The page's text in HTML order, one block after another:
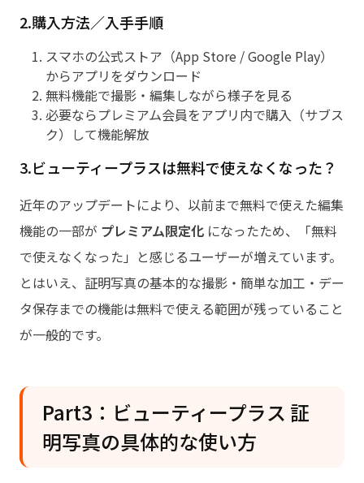
2.購入方法／入手手順
スマホの公式ストア（App Store / Google Play）
からアプリをダウンロード
無料機能で撮影・編集しながら様子を見る
必要ならプレミアム会員をアプリ内で購入（サブス
ク）して機能解放
3.ビューティープラスは無料で使えなくなった？
近年のアップデートにより、以前まで無料で使えた編集
機能の一部が プレミアム限定化 になったため、「無料
で使えなくなった」と感じるユーザーが増えています。
とはいえ、証明写真の基本的な撮影・簡単な加工・デー
タ保存までの機能は無料で使える範囲が残っていること
が一般的です。
Part3：ビューティープラス 証
明写真の具体的な使い方